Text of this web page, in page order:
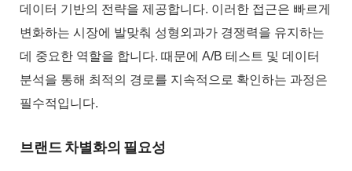
데이터 기반의 전략을 제공합니다. 이러한 접근은 빠르게
변화하는 시장에 발맞춰 성형외과가 경쟁력을 유지하는
데 중요한 역할을 합니다. 때문에 A/B 테스트 및 데이터
분석을 통해 최적의 경로를 지속적으로 확인하는 과정은
필수적입니다.
브랜드 차별화의 필요성